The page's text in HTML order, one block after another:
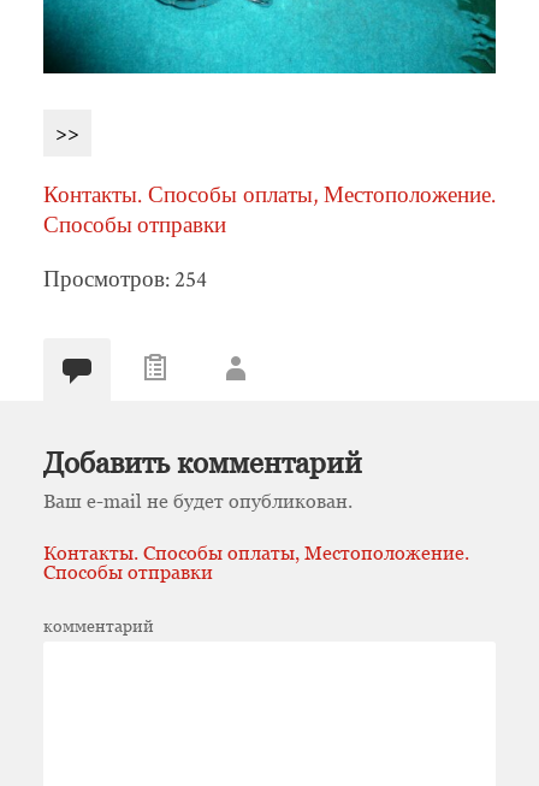
>>
Контакты. Способы оплаты, Местоположение.
Способы отправки
Просмотров: 254
Добавить комментарий
Ваш e-mail не будет опубликован.
Контакты. Способы оплаты, Местоположение.
Способы отправки
комментарий